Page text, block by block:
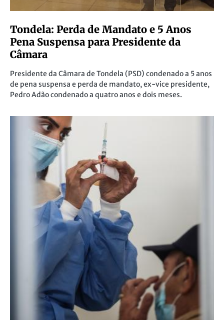
Tondela: Perda de Mandato e 5 Anos
Pena Suspensa para Presidente da
Câmara
Presidente da Câmara de Tondela (PSD) condenado a 5 anos
de pena suspensa e perda de mandato, ex-vice presidente,
Pedro Adão condenado a quatro anos e dois meses.